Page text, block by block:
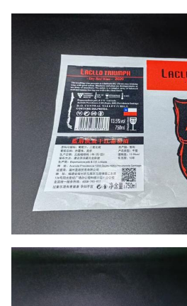
CMYK ، لون Pantone ، بالألوان الكاملة ، 1-12 لونًا
صندوق ورقي